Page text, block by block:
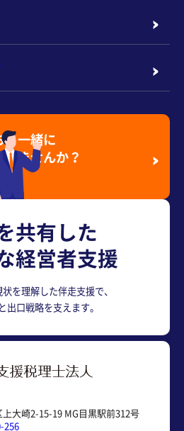
共有した
経営者支援
を理解した伴走支援で、
出口戦略を支えます。
大崎2-15-19 MG目黒駅前312号
256
と一緒に
きませんか？
る